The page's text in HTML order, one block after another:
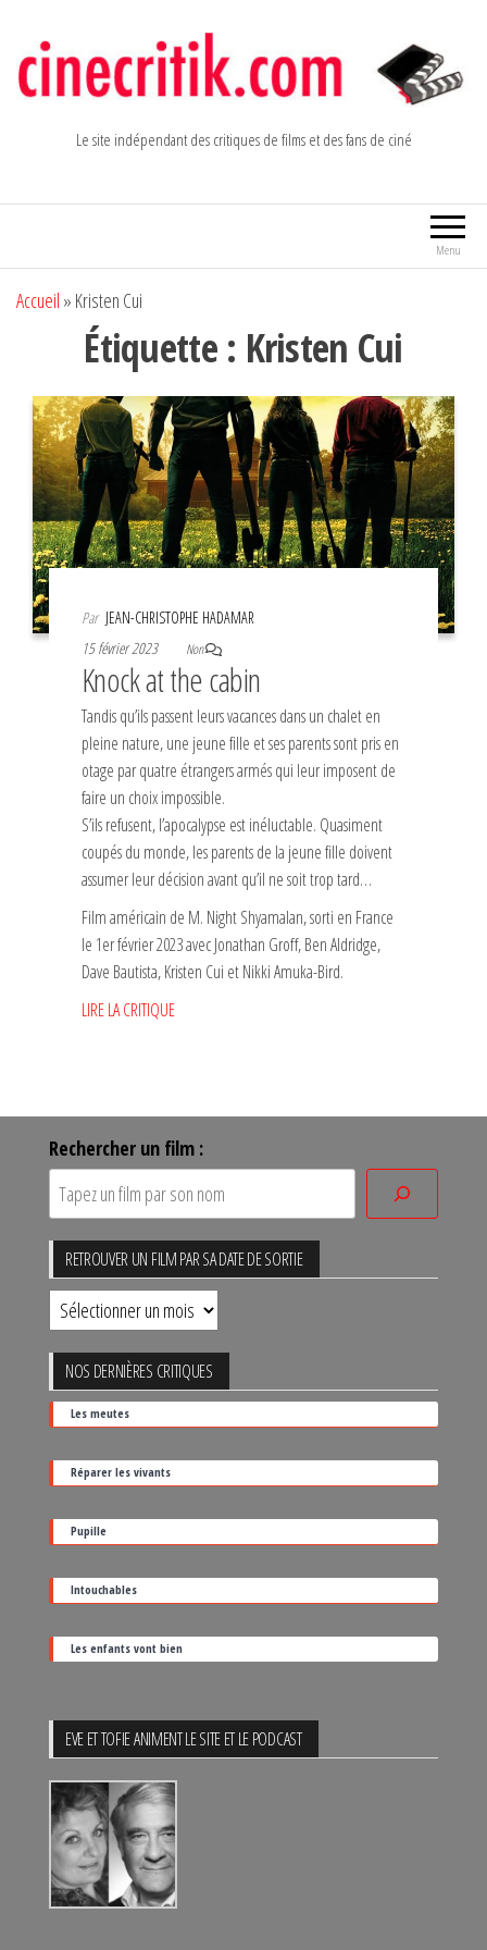
contenu
Le site indépendant des critiques de films et des fans de ciné
Menu
Accueil » Kristen Cui
Étiquette : Kristen Cui
Par JEAN-CHRISTOPHE HADAMAR
15 février 2023
Non
Knock at the cabin
Tandis qu’ils passent leurs vacances dans un chalet en
pleine nature, une jeune fille et ses parents sont pris en
otage par quatre étrangers armés qui leur imposent de
faire un choix impossible.
S’ils refusent, l’apocalypse est inéluctable. Quasiment
coupés du monde, les parents de la jeune fille doivent
assumer leur décision avant qu’il ne soit trop tard…
Film américain de M. Night Shyamalan, sorti en France
le 1er février 2023 avec Jonathan Groff, Ben Aldridge,
Dave Bautista, Kristen Cui et Nikki Amuka-Bird.
LIRE LA CRITIQUE
Rechercher un film :
RETROUVER UN FILM PAR SA DATE DE SORTIE
Retrouver
un
film
par
sa
date
de
sortie
NOS DERNIÈRES CRITIQUES
Les meutes
Réparer les vivants
Pupille
Intouchables
Les enfants vont bien
EVE ET TOFIE ANIMENT LE SITE ET LE PODCAST